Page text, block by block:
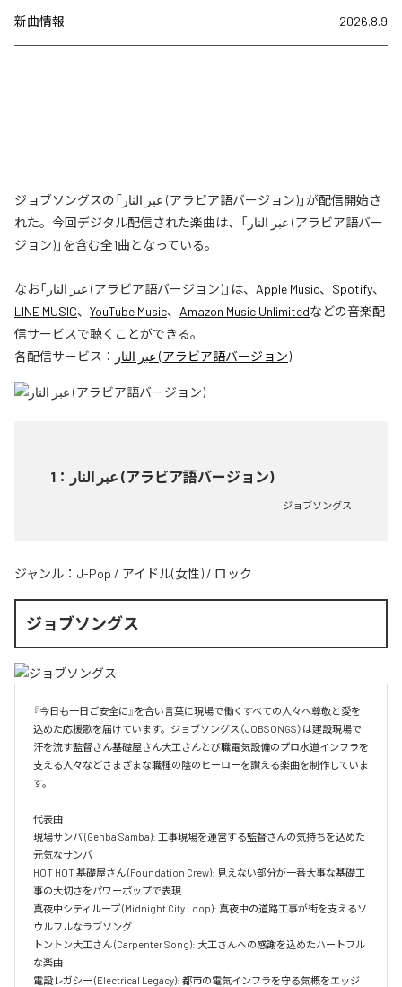
新曲情報 2026.8.9
ジョブソングスの「عبر النار (アラビア語バージョン)」が配信開始さ
れた。今回デジタル配信された楽曲は、「عبر النار (アラビア語バー
ジョン)」を含む全1曲となっている。
なお「 عبر النار (アラビア語バージョン)」は、 Apple Music、 Spotify、
LINE MUSIC、 YouTube Music、 Amazon Music Unlimitedなどの音楽配
信サービスで聴くことができる。
各配信サービス：
عبر النار (アラビア語バージョン)
1 ： عبر النار (アラビア語バージョン)
ジョブソングス
ジャンル： J-Pop / アイドル(女性) / ロック
ジョブソングス
『今日も一日ご安全に』を合い言葉に現場で働くすべての人々へ尊敬と愛を
込めた応援歌を届けています。ジョブソングス（JOBSONGS）は建設現場で
汗を流す監督さん基礎屋さん大工さんとび職電気設備のプロ水道インフラを
支える人々などさまざまな職種の陰のヒーローを讃える楽曲を制作していま
す。
代表曲
現場サンバ (Genba Samba): 工事現場を運営する監督さんの気持ちを込めた
元気なサンバ
HOT HOT 基礎屋さん (Foundation Crew): 見えない部分が一番大事な基礎工
事の大切さをパワーポップで表現
真夜中シティループ (Midnight City Loop): 真夜中の道路工事が街を支えるソ
ウルフルなラブソング
トントン大工さん (Carpenter Song): 大工さんへの感謝を込めたハートフル
な楽曲
電設レガシー (Electrical Legacy): 都市の電気インフラを守る気概をエッジ